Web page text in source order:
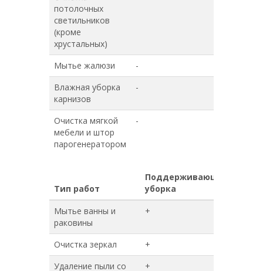
потолочных
светильников
(кроме
хрустальных)
Мытье жалюзи -
Влажная уборка
карнизов
-
Очистка мягкой
мебели и штор
парогенератором
-
Тип работ
Поддерживающая
уборка
Мытье ванны и
раковины
+
Очистка зеркал +
Удаление пыли со
+